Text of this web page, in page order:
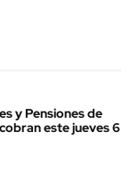
y Pensiones de
este jueves 6